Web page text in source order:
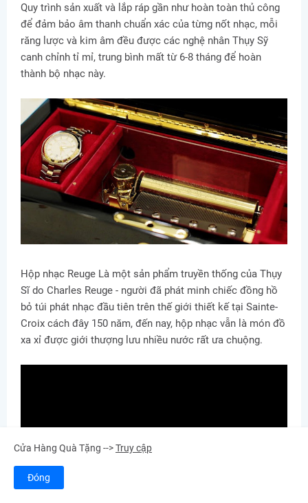
Quy trình sản xuất và lắp ráp gần như hoàn toàn thủ công
để đảm bảo âm thanh chuẩn xác của từng nốt nhạc, mỗi
răng lược và kim âm đều được các nghệ nhân Thụy Sỹ
canh chỉnh tỉ mỉ, trung bình mất từ 6-8 tháng để hoàn
thành bộ nhạc này.
Hộp nhạc Reuge Là một sản phẩm truyền thống của Thụy
Sĩ do Charles Reuge - người đã phát minh chiếc đồng hồ
bỏ túi phát nhạc đầu tiên trên thế giới thiết kế tại Sainte-
Croix cách đây 150 năm, đến nay, hộp nhạc vẫn là món đồ
xa xỉ được giới thượng lưu nhiều nước rất ưa chuộng.
Cửa Hàng Quà Tặng -->Truy cập
Đóng